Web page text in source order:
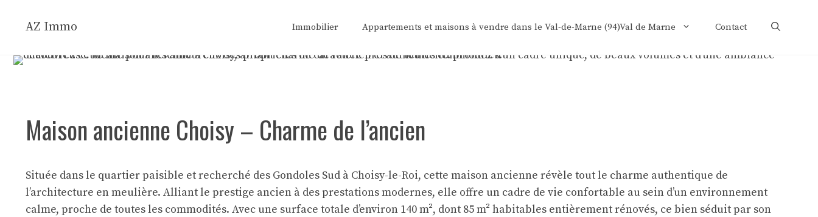
AZ Immo Immobilier Appartements et maisons à vendre dans le Val-de-Marne (94)Val de Marne Contact
Maison ancienne Choisy – Charme de l’ancien
Située dans le quartier paisible et recherché des Gondoles Sud à Choisy-le-Roi, cette maison ancienne révèle tout le charme authentique de
l’architecture en meulière. Alliant le prestige ancien à des prestations modernes, elle offre un cadre de vie confortable au sein d’un environnement
calme, proche de toutes les commodités. Avec une surface totale d’environ 140 m², dont 85 m² habitables entièrement rénovés, ce bien séduit par son